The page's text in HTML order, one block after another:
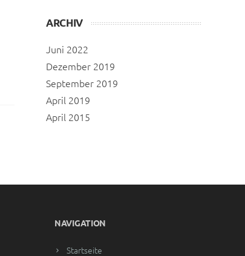
ARCHIV
Juni 2022
Dezember 2019
September 2019
April 2019
April 2015
NAVIGATION
Startseite